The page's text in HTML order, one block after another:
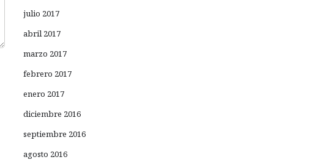
julio 2017
abril 2017
marzo 2017
febrero 2017
enero 2017
diciembre 2016
septiembre 2016
agosto 2016